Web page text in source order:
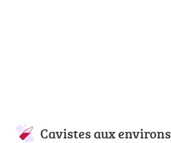
Cavistes aux environs